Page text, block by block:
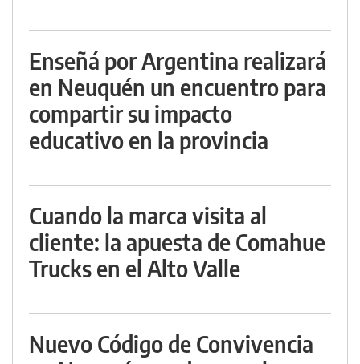
Enseñá por Argentina realizará
en Neuquén un encuentro para
compartir su impacto
educativo en la provincia
Cuando la marca visita al
cliente: la apuesta de Comahue
Trucks en el Alto Valle
Nuevo Código de Convivencia